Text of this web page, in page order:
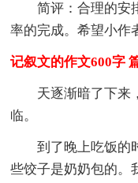
简评：合理的安
率的完成。希望小作
记叙文的作文600字
天逐渐暗了下来
临。
到了晚上吃饭的
些饺子是奶奶包的。